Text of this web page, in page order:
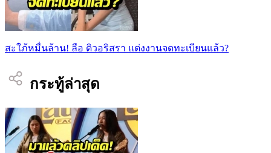
สะใภ้หมื่นล้าน! ลือ ดิวอริสรา แต่งงานจดทะเบียนแล้ว?
กระทู้ล่าสุด